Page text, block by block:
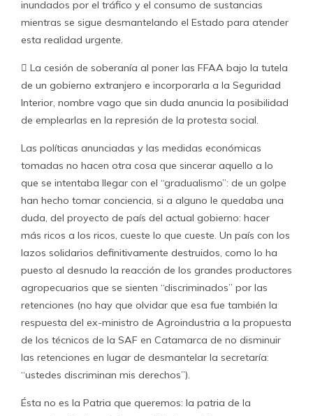
inundados por el tráfico y el consumo de sustancias
mientras se sigue desmantelando el Estado para atender
esta realidad urgente.
 La cesión de soberanía al poner las FFAA bajo la tutela
de un gobierno extranjero e incorporarla a la Seguridad
Interior, nombre vago que sin duda anuncia la posibilidad
de emplearlas en la represión de la protesta social.
Las políticas anunciadas y las medidas económicas
tomadas no hacen otra cosa que sincerar aquello a lo
que se intentaba llegar con el “gradualismo”: de un golpe
han hecho tomar conciencia, si a alguno le quedaba una
duda, del proyecto de país del actual gobierno: hacer
más ricos a los ricos, cueste lo que cueste. Un país con los
lazos solidarios definitivamente destruidos, como lo ha
puesto al desnudo la reacción de los grandes productores
agropecuarios que se sienten “discriminados” por las
retenciones (no hay que olvidar que esa fue también la
respuesta del ex-ministro de Agroindustria a la propuesta
de los técnicos de la SAF en Catamarca de no disminuir
las retenciones en lugar de desmantelar la secretaría:
“ustedes discriminan mis derechos”).
Ésta no es la Patria que queremos: la patria de la